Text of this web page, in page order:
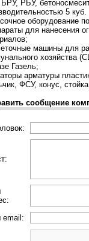
РБУ,
5
оборудование
для нанесения
машины для
хозяйства
Газель;
арматуры
ФСУ, конус,
сообщение